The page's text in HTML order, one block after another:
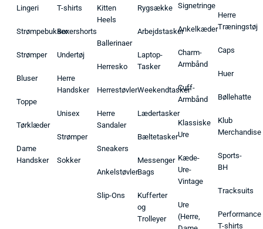
Lingeri
Strømpebukser
Strømper
Bluser
Toppe
Tørklæder
Dame
Handsker
T-shirts
Boxershorts
Undertøj
Herre
Handsker
Unisex
Strømper
Sokker
Kitten
Heels
Ballerinaer
Herresko
Herrestøvler
Herre
Sandaler
Sneakers
Ankelstøvler
Slip-Ons
Rygsække
Arbejdstasker
Laptop-
Tasker
Weekendtasker
Lædertasker
Bæltetasker
Messenger
Bags
Kufferter
og
Trolleyer
Signetringe
Ankelkæder
Charm-
Armbånd
Cuff-
Armbånd
Klassiske
Ure
Kæde-
Ure-
Vintage
Ure
(Herre,
Herre
Træningstøj
Caps
Huer
Bøllehatte
Klub
Merchandise
Sports-
BH
Tracksuits
Performance
T-shirts